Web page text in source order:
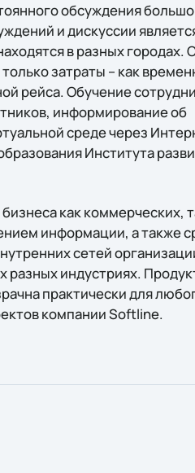
обсуждения
и дискуссии
в разных городах.
затраты – как
рейса. Обучение
информирование об
среде через
Института
как коммерческих,
информации, а также
сетей
индустриях.
практически для
компании Softline.